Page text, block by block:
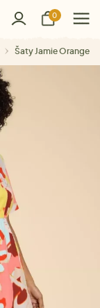
0
Šaty Jamie Orange